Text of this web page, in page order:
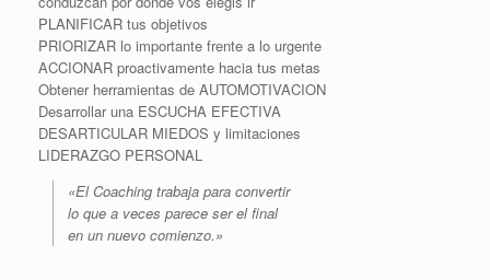
PLANIFICAR tus objetivos
PRIORIZAR lo importante frente a lo urgente
ACCIONAR proactivamente hacia tus metas
Obtener herramientas de AUTOMOTIVACION
Desarrollar una ESCUCHA EFECTIVA
DESARTICULAR MIEDOS y limitaciones
LIDERAZGO PERSONAL
«El Coaching trabaja para convertir
lo que a veces parece ser el final
en un nuevo comienzo.»